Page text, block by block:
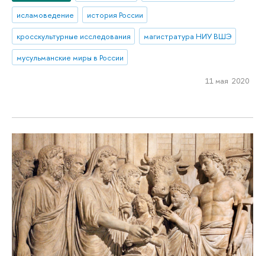
исламоведение
история России
кросскультурные исследования
магистратура НИУ ВШЭ
мусульманские миры в России
11 мая 2020